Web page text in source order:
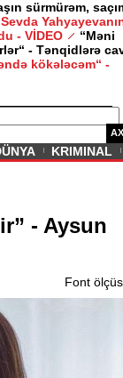
sürmürəm,
Sevda
- VİDEO
“Məni
- Tənqidlərə
kökələcəm“ -
KRIMINAL
- Aysun
Font